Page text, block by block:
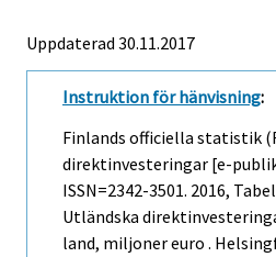
Uppdaterad 30.11.2017
Instruktion för hänvisning:
Finlands officiella statistik
direktinvesteringar [e-
ISSN=2342-3501. 2016,
Utländska
land, miljoner euro .